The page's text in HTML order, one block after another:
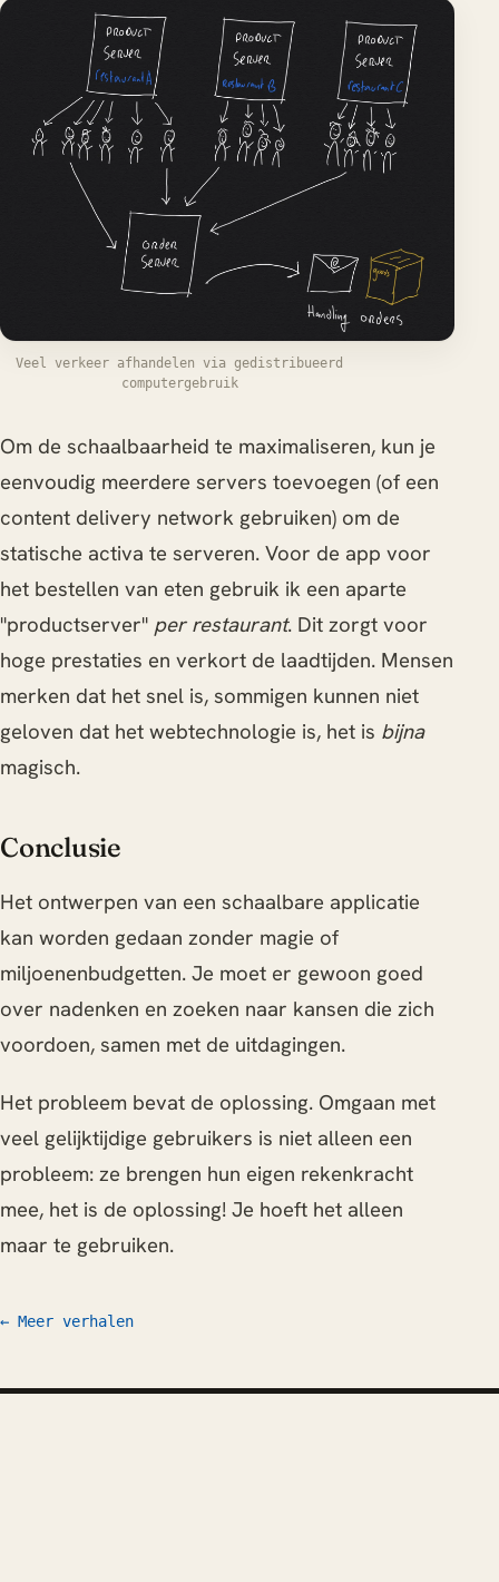
Veel verkeer afhandelen via gedistribueerd
computergebruik
Om de schaalbaarheid te maximaliseren, kun je
eenvoudig meerdere servers toevoegen (of een
content delivery network gebruiken) om de
statische activa te serveren. Voor de app voor
het bestellen van eten gebruik ik een aparte
"productserver" per restaurant. Dit zorgt voor
hoge prestaties en verkort de laadtijden. Mensen
merken dat het snel is, sommigen kunnen niet
geloven dat het webtechnologie is, het is bijna
magisch.
Conclusie
Het ontwerpen van een schaalbare applicatie
kan worden gedaan zonder magie of
miljoenenbudgetten. Je moet er gewoon goed
over nadenken en zoeken naar kansen die zich
voordoen, samen met de uitdagingen.
Het probleem bevat de oplossing. Omgaan met
veel gelijktijdige gebruikers is niet alleen een
probleem: ze brengen hun eigen rekenkracht
mee, het is de oplossing! Je hoeft het alleen
maar te gebruiken.
← Meer verhalen